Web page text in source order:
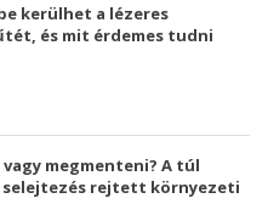
kerülhet a lézeres
és mit érdemes tudni
megmenteni? A túl
selejtezés rejtett környezeti